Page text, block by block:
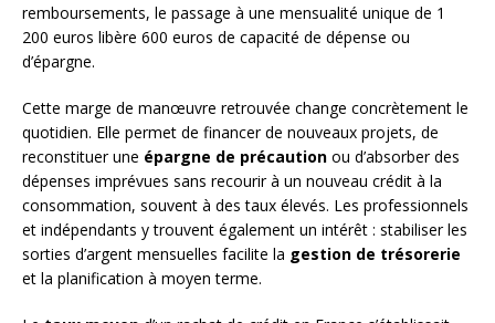
remboursements, le passage à une mensualité unique de 1
200 euros libère 600 euros de capacité de dépense ou
d’épargne.
Cette marge de manœuvre retrouvée change concrètement le
quotidien. Elle permet de financer de nouveaux projets, de
reconstituer une épargne de précaution ou d’absorber des
dépenses imprévues sans recourir à un nouveau crédit à la
consommation, souvent à des taux élevés. Les professionnels
et indépendants y trouvent également un intérêt : stabiliser les
sorties d’argent mensuelles facilite la gestion de trésorerie
et la planification à moyen terme.